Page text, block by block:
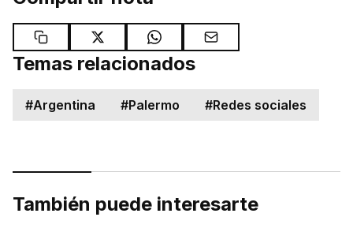
Temas relacionados
#Argentina #Palermo #Redes sociales
También puede interesarte